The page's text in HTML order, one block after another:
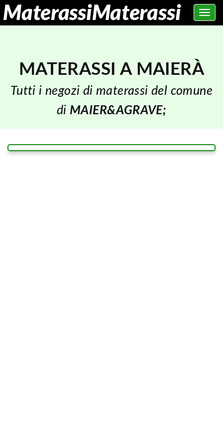
Toggle
MATERASSI A MAIERÀ
Tutti i negozi di materassi del comune
di MAIER&AGRAVE;